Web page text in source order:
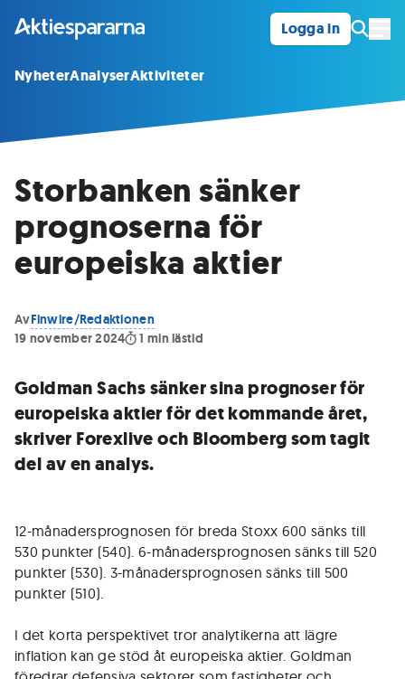
Logga in
NyheterAnalyserAktiviteter
Storbanken sänker
prognoserna för
europeiska aktier
AvFinwire/Redaktionen
19 november 2024
1 min lästid
Goldman Sachs sänker sina prognoser för
europeiska aktier för det kommande året,
skriver Forexlive och Bloomberg som tagit
del av en analys.
12-månadersprognosen för breda Stoxx 600 sänks till
530 punkter (540). 6-månadersprognosen sänks till 520
punkter (530). 3-månadersprognosen sänks till 500
punkter (510).
I det korta perspektivet tror analytikerna att lägre
inflation kan ge stöd åt europeiska aktier. Goldman